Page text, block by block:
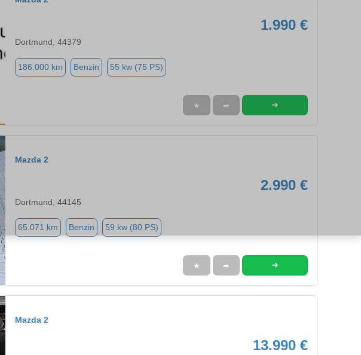
1.990 €
Dortmund, 44379
186.000 km Benzin 55 kw (75 PS)
★ ➦ ➜
Mazda 2
2.990 €
Dortmund, 44145
65.071 km Benzin 59 kw (80 PS)
★ ➦ ➜
Mazda 2
13.990 €